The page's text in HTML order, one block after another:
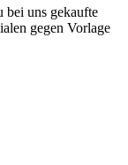
bei uns gekaufte
gegen Vorlage